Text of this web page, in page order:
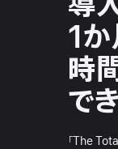
1か
時
で
「The